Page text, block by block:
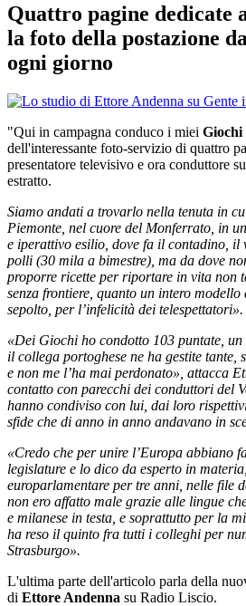
Quattro pagine dedicate
la foto della postazione
ogni giorno
"Qui in campagna conduco i miei Giochi
dell'interessante foto-servizio di quattro
presentatore televisivo e ora conduttore
estratto.
Siamo andati a trovarlo nella tenuta in
Piemonte, nel cuore del Monferrato, in
e iperattivo esilio, dove fa il contadino, il
polli (30 mila a bimestre), ma da dove
proporre ricette per riportare in vita non
senza frontiere, quanto un intero
sepolto, per l’infelicità dei telespettatori».
«Dei Giochi ho condotto 103 puntate, un
il collega portoghese ne ha gestite tante,
e non me l’ha mai perdonato», attacca
contatto con parecchi dei conduttori del
hanno condiviso con lui, dai loro
sfide che di anno in anno andavano in
«Credo che per unire l’Europa abbiano
legislature e lo dico da esperto in
europarlamentare per tre anni, nelle file
non ero affatto male grazie alle lingue
e milanese in testa, e soprattutto per la
ha reso il quinto fra tutti i colleghi per
Strasburgo».
L'ultima parte dell'articolo parla della
di Ettore Andenna su Radio Liscio.